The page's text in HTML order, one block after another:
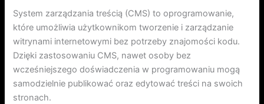
System zarządzania treścią (CMS) to oprogramowanie,
które umożliwia użytkownikom tworzenie i zarządzanie
witrynami internetowymi bez potrzeby znajomości kodu.
Dzięki zastosowaniu CMS, nawet osoby bez
wcześniejszego doświadczenia w programowaniu mogą
samodzielnie publikować oraz edytować treści na swoich
stronach.